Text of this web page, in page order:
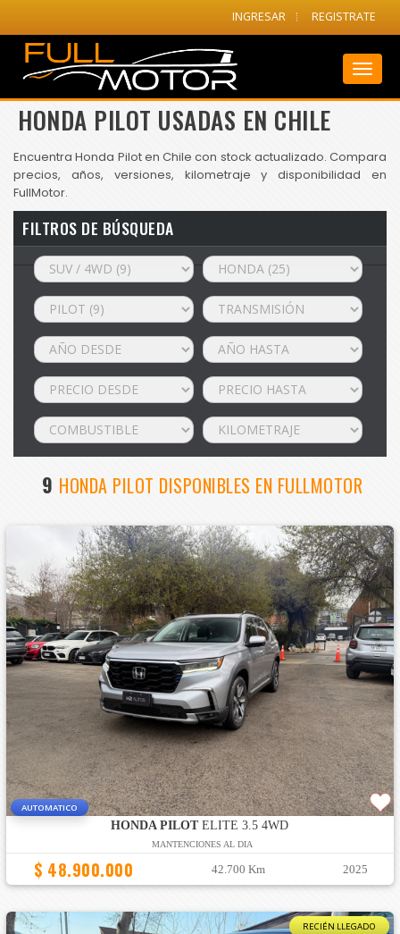
INGRESAR REGISTRATE
HONDA PILOT USADAS EN CHILE
Encuentra Honda Pilot en Chile con stock actualizado. Compara
precios, años, versiones, kilometraje y disponibilidad en
FullMotor.
FILTROS DE BÚSQUEDA
9 HONDA PILOT DISPONIBLES EN FULLMOTOR
AUTOMATICO
HONDA PILOTELITE 3.5 4WD
MANTENCIONES AL DIA
$ 48.900.000 42.700 Km 2025
RECIÉN LLEGADO